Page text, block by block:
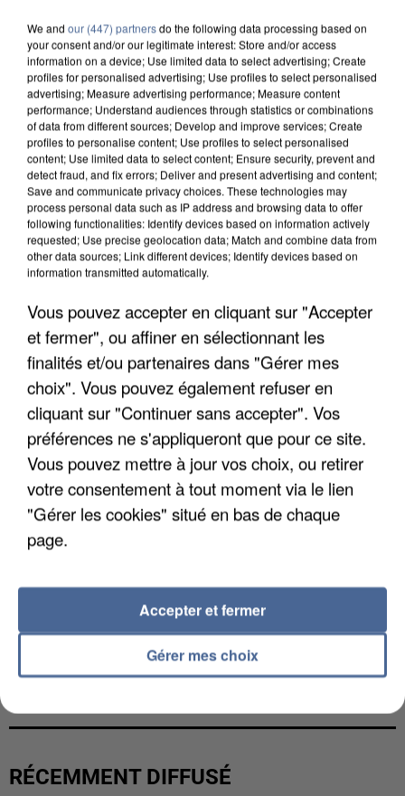
APRÈS TOUTES CES CANICULES, LES REFUGES
DE FAUNE SAUVAGE SONT...
L’UN DES FONDATEURS SUPPOSÉS DE LA DZ
MAFIA INTERPELLÉ EN ALGÉRIE
RÉCEMMENT DIFFUSÉ
We and our (447) partnersdo the following data processing based on
your consent and/or our legitimate interest: Store and/or access
information on a device; Use limited data to select advertising; Create
profiles for personalised advertising; Use profiles to select personalised
advertising; Measure advertising performance; Measure content
performance; Understand audiences through statistics or combinations
of data from different sources; Develop and improve services; Create
profiles to personalise content; Use profiles to select personalised
content; Use limited data to select content; Ensure security, prevent and
detect fraud, and fix errors; Deliver and present advertising and content;
Save and communicate privacy choices. These technologies may
process personal data such as IP address and browsing data to offer
following functionalities: Identify devices based on information actively
requested; Use precise geolocation data; Match and combine data from
other data sources; Link different devices; Identify devices based on
information transmitted automatically.
Vous pouvez accepter en cliquant sur "Accepter
et fermer", ou affiner en sélectionnant les
finalités et/ou partenaires dans "Gérer mes
choix". Vous pouvez également refuser en
cliquant sur "Continuer sans accepter". Vos
préférences ne s'appliqueront que pour ce site.
Vous pouvez mettre à jour vos choix, ou retirer
votre consentement à tout moment via le lien
"Gérer les cookies" situé en bas de chaque
page.
Gérer mes choix
Accepter et fermer